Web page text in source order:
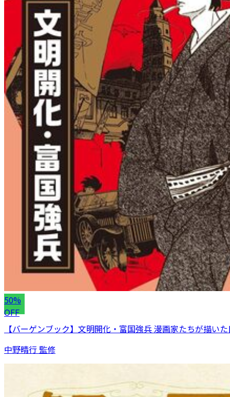
50%
OFF
【バーゲンブック】文明開化・富国強兵 漫画家たちが描い
中野晴行 監修